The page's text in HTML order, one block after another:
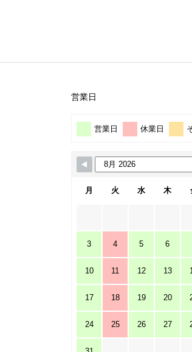
営業日
営業日 休業日
月 火 水 木
3 4 5 6
10 11 12 13
17 18 19 20
24 25 26 27